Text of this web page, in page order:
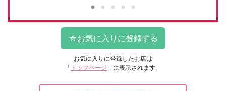
お気に入りに登録したお店は
「 トップページ 」に表示されます。